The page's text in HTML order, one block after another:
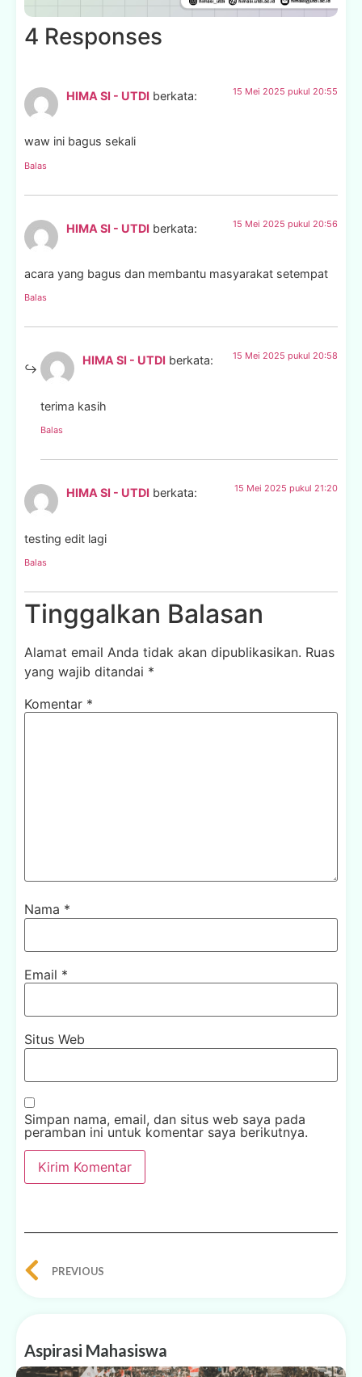
4 Responses
HIMA SI - UTDI berkata: 15 Mei 2025 pukul 20:55
waw ini bagus sekali
Balas
HIMA SI - UTDI berkata: 15 Mei 2025 pukul 20:56
acara yang bagus dan membantu masyarakat setempat
Balas
HIMA SI - UTDI berkata: 15 Mei 2025 pukul 20:58
terima kasih
Balas
HIMA SI - UTDI berkata: 15 Mei 2025 pukul 21:20
testing edit lagi
Balas
Tinggalkan Balasan
Alamat email Anda tidak akan dipublikasikan. Ruas
yang wajib ditandai *
Komentar *
Nama *
Email *
Situs Web
Simpan nama, email, dan situs web saya pada
peramban ini untuk komentar saya berikutnya.
PREVIOUS
Aspirasi Mahasiswa